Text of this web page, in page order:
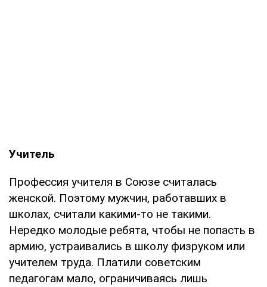
Учитель
Профессия учителя в Союзе считалась
женской. Поэтому мужчин, работавших в
школах, считали какими-то не такими.
Нередко молодые ребята, чтобы не попасть в
армию, устраивались в школу физруком или
учителем труда. Платили советским
педагогам мало, ограничиваясь лишь